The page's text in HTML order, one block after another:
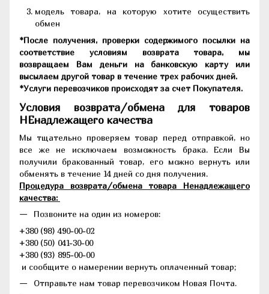
модель товара, на которую хотите осуществить
обмен
*После получения, проверки содержимого посылки на
соответствие условиям возврата товара, мы
возвращаем Вам деньги на банковскую карту или
высылаем другой товар в течение трех рабочих дней.
*Услуги перевозчиков происходят за счет Покупателя.
Условия возврата/обмена для товаров
НЕнадлежащего качества
Мы тщательно проверяем товар перед отправкой, но
все же не исключаем возможность брака. Если Вы
получили бракованный товар, его можно вернуть или
обменять в течение 14 дней со дня получения.
Процедура возврата/обмена товара Ненадлежащего
качества:
Позвоните на один из номеров:
+380 (98) 490-00-02
+380 (50) 041-30-00
+380 (93) 895-00-00
и сообщите о намерении вернуть оплаченный товар;
Отправьте нам товар перевозчиком Новая Почта.